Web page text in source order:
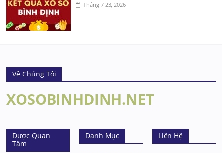
Tháng 7 23, 2026
Về Chúng Tôi
XOSOBINHDINH.NET
Được Quan
Tâm
Danh Mục Liên Hệ